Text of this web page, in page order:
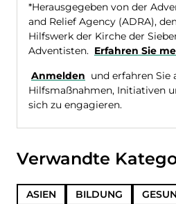
*Herausgegeben von der
and Relief Agency (ADRA),
Hilfswerk der Kirche der
Adventisten. Erfahren Sie
Anmelden und erfahren Sie
Hilfsmaßnahmen, Initiativen
sich zu engagieren.
Verwandte
ASIEN BILDUNG